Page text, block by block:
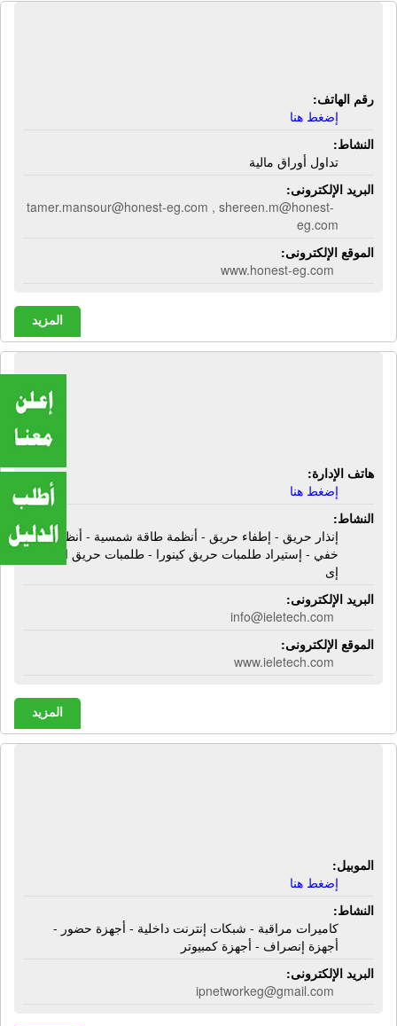
رقم الهاتف:
إضغط هنا
النشاط:
تداول أوراق مالية
البريد الإلكترونى:
tamer.mansour@honest-eg.com , shereen.m@honest-
eg.com
الموقع الإلكترونى:
www.honest-eg.com
المزيد
شركة أى إيلى تك | إنذار حريق - إطفاء
حريق - أنظمة طاقة شمسية - أنظمة تيار
هاتف الإدارة:
إضغط هنا
النشاط:
إنذار حريق - إطفاء حريق - أنظمة طاقة شمسية - أنظمة تيار
خفي - إستيراد طلمبات حريق كينورا - طلمبات حريق الـ يو بى
إى
البريد الإلكترونى:
info@ieletech.com
الموقع الإلكترونى:
www.ieletech.com
المزيد
الموبيل:
إضغط هنا
النشاط:
كاميرات مراقبة - شبكات إنترنت داخلية - أجهزة حضور -
أجهزة إنصراف - أجهزة كمبيوتر
البريد الإلكترونى:
ipnetworkeg@gmail.com